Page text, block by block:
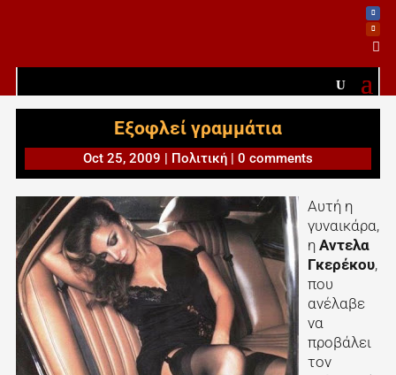

Εξοφλεί γραμμάτια
Oct 25, 2009 | Πολιτική | 0 comments
Αυτή η
γυναικάρα,
η Αντελα
Γκερέκου,
που
ανέλαβε
να
προβάλει
τον